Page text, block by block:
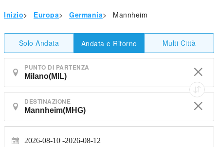
Inizio> Europa> Germania> Mannheim
Solo Andata Andata e Ritorno Multi Città
PUNTO DI PARTENZA
DESTINAZIONE
2026-08-10 2026-08-12